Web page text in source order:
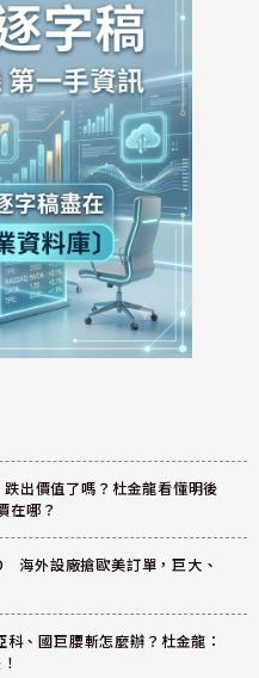
出價值了嗎？杜金龍看懂明後
在哪？
海外設廠搶歐美訂單，巨大、
科、國巨腰斬怎麼辦？杜金龍：